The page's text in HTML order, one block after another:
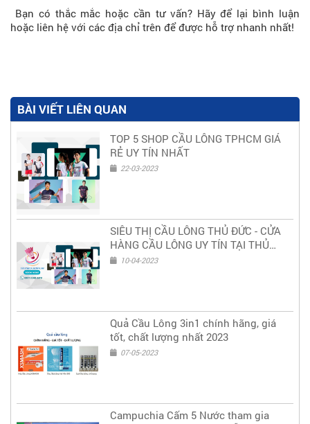
Bạn có thắc mắc hoặc cần tư vấn? Hãy để lại bình luận
hoặc liên hệ với các địa chỉ trên để được hỗ trợ nhanh nhất!
BÀI VIẾT LIÊN QUAN
TOP 5 SHOP CẦU LÔNG TPHCM GIÁ
RẺ UY TÍN NHẤT
22-03-2023
SIÊU THỊ CẦU LÔNG THỦ ĐỨC - CỬA
HÀNG CẦU LÔNG UY TÍN TẠI THỦ
ĐỨC10-04-2023
Quả Cầu Lông 3in1 chính hãng, giá
tốt, chất lượng nhất 2023
07-05-2023
Campuchia Cấm 5 Nước tham gia